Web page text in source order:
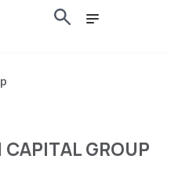
GROUP